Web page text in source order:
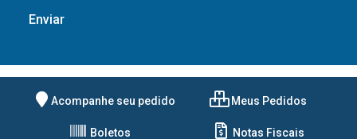
Acompanhe seu pedido Meus Pedidos
Boletos Notas Fiscais